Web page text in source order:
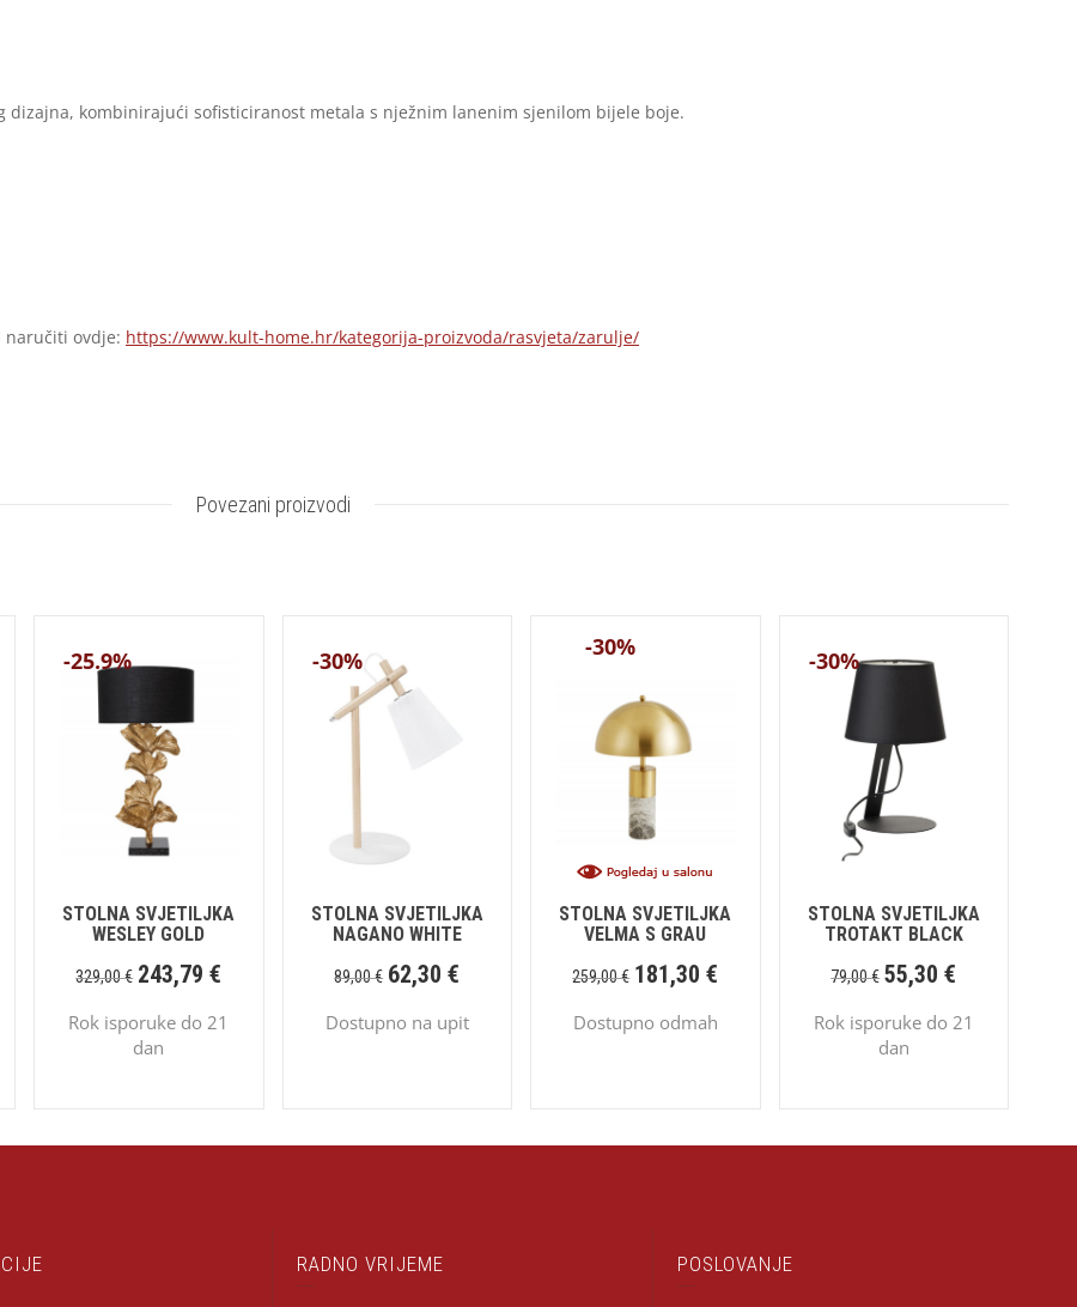
kombinirajući sofisticiranost metala s nježnim lanenim sjenilom bijele boje.
naručiti ovdje: https://www.kult-home.hr/kategorija-proizvoda/rasvjeta/zarulje/
Povezani proizvodi
-25.9%
STOLNA SVJETILJKA
WESLEY GOLD
329,00€ 243,79€
Rok isporuke do 21
dan
-30%
STOLNA SVJETILJKA
NAGANO WHITE
89,00€ 62,30€
Dostupno na upit
-30%
STOLNA SVJETILJKA
VELMA S GRAU
259,00€ 181,30€
Dostupno odmah
-30%
STOLNA SVJETILJKA
TROTAKT BLACK
79,00€ 55,30€
Rok isporuke do 21
dan
RADNO VRIJEME POSLOVANJE